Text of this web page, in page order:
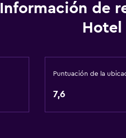
Información de
Hotel
Puntuación de la
7,6